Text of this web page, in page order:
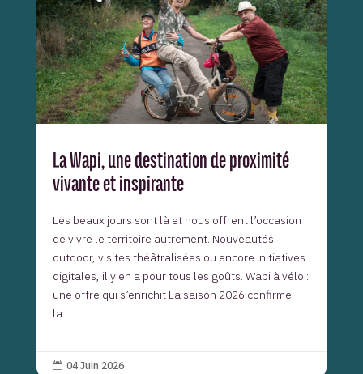
La Wapi, une destination de proximité
vivante et inspirante
Les beaux jours sont là et nous offrent l’occasion
de vivre le territoire autrement. Nouveautés
outdoor, visites théâtralisées ou encore initiatives
digitales, il y en a pour tous les goûts. Wapi à vélo :
une offre qui s’enrichit La saison 2026 confirme
la...
 04 Juin 2026